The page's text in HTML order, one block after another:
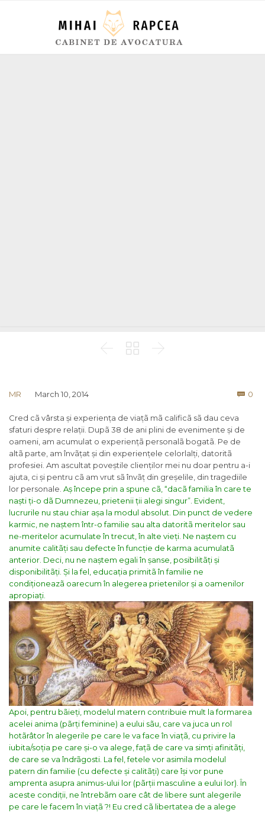
  
MR March 10, 2014  0
Cred cã vârsta și experiența de viațã mã calificã sã dau ceva
sfaturi despre relații. Dupã 38 de ani plini de evenimente și de
oameni, am acumulat o experiențã personalã bogatã. Pe de
altã parte, am învãțat și din experiențele celorlalți, datoritã
profesiei. Am ascultat poveștile clienților mei nu doar pentru a-i
ajuta, ci și pentru cã am vrut sã învãț din greșelile, din tragediile
lor personale. Aș începe prin a spune cã, “dacã familia în care te
naști ți-o dã Dumnezeu, prietenii ții alegi singur”. Evident,
lucrurile nu stau chiar așa la modul absolut. Din punct de vedere
karmic, ne naștem într-o familie sau alta datoritã meritelor sau
ne-meritelor acumulate în trecut, în alte vieți. Ne naștem cu
anumite calitãți sau defecte în funcție de karma acumulatã
anterior. Deci, nu ne naștem egali în șanse, posibilitãți și
disponibilitãți. Și la fel, educația primitã în familie ne
condiționeazã oarecum în alegerea prietenilor și a oamenilor
apropiați.
Apoi, pentru bãieți, modelul matern contribuie mult la formarea
acelei anima (pãrți feminine) a eului sãu, care va juca un rol
hotãrâtor în alegerile pe care le va face în viațã, cu privire la
iubita/soția pe care și-o va alege, fațã de care va simți afinitãți,
de care se va îndrãgosti. La fel, fetele vor asimila modelul
patern din familie (cu defecte și calitãți) care își vor pune
amprenta asupra animus-ului lor (pãrții masculine a eului lor). În
aceste condiții, ne întrebãm oare cât de libere sunt alegerile
pe care le facem în viațã ?! Eu cred cã libertatea de a alege